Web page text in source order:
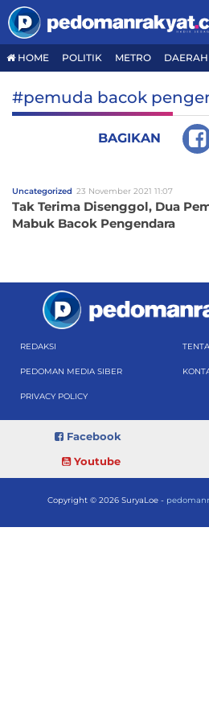
HOME POLITIK METRO DAERAH
#pemuda bacok
BAGIKAN
Uncategorized 23 November 2021 11:07
Tak Terima Disenggol, Dua
Mabuk Bacok Pengendara
REDAKSI
PEDOMAN MEDIA SIBER
PRIVACY POLICY
Facebook
Youtube
Copyright © 2026 SuryaLoe -